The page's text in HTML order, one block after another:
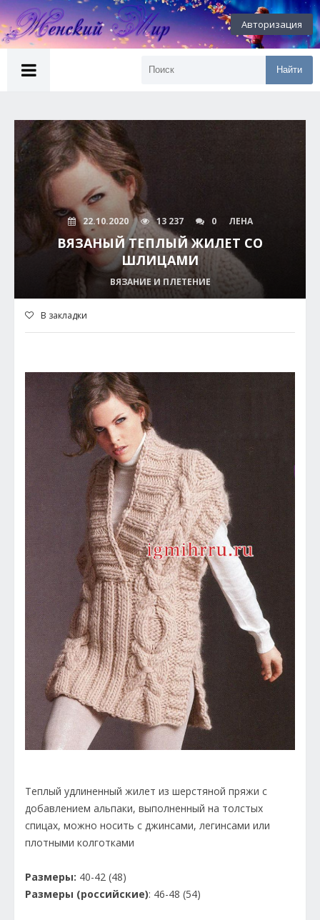
Авторизация
Найти
22.10.2020 13 237 0 ЛЕНА
ВЯЗАНЫЙ ТЕПЛЫЙ ЖИЛЕТ СО
ШЛИЦАМИ
ВЯЗАНИЕ И ПЛЕТЕНИЕ
В закладки
Теплый удлиненный жилет из шерстяной пряжи с
добавлением альпаки, выполненный на толстых
спицах, можно носить с джинсами, легинсами или
плотными колготками
Размеры: 40-42 (48)
Размеры (российские): 46-48 (54)